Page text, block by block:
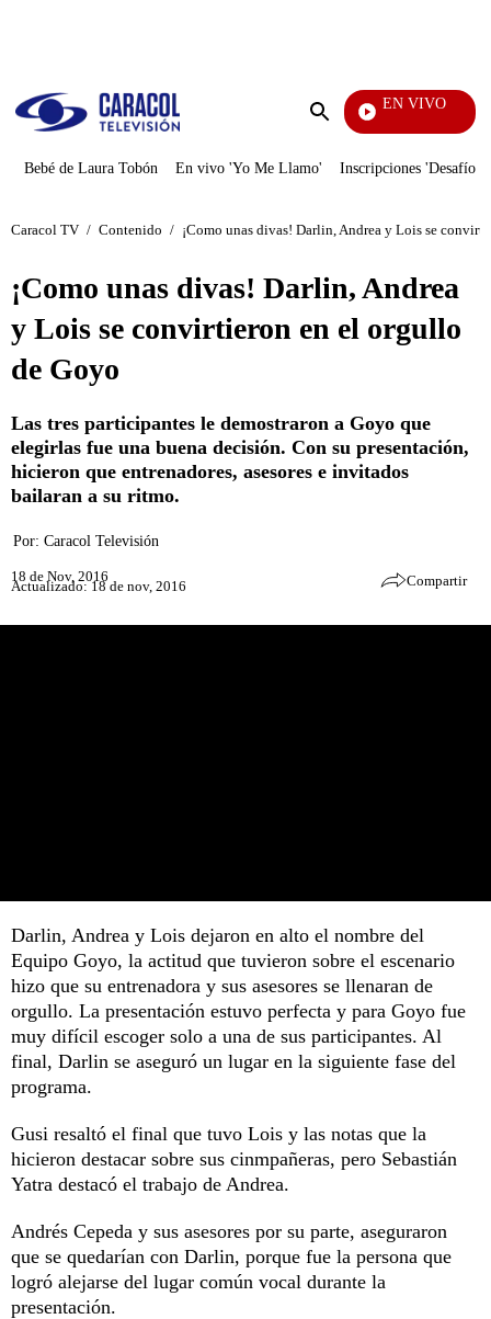
Enviar
EN VIVO
Mi Pecado
Bebé de Laura Tobón En vivo 'Yo Me Llamo' Inscripciones 'Desafío'
Caracol TV / Contenido / ¡Como unas divas! Darlin, Andrea y Lois se
¡Como unas divas! Darlin, Andrea
y Lois se convirtieron en el orgullo
de Goyo
Las tres participantes le demostraron a Goyo que
elegirlas fue una buena decisión. Con su presentación,
hicieron que entrenadores, asesores e invitados
bailaran a su ritmo.
Por: Caracol Televisión
18 de Nov, 2016
Actualizado: 18 de nov, 2016 Compartir
Darlin, Andrea y Lois dejaron en alto el nombre del
Equipo Goyo, la actitud que tuvieron sobre el escenario
hizo que su entrenadora y sus asesores se llenaran de
orgullo. La presentación estuvo perfecta y para Goyo fue
muy difícil escoger solo a una de sus participantes. Al
final, Darlin se aseguró un lugar en la siguiente fase del
programa.
Gusi resaltó el final que tuvo Lois y las notas que la
hicieron destacar sobre sus cinmpañeras, pero Sebastián
Yatra destacó el trabajo de Andrea.
Andrés Cepeda y sus asesores por su parte, aseguraron
que se quedarían con Darlin, porque fue la persona que
logró alejarse del lugar común vocal durante la
presentación.